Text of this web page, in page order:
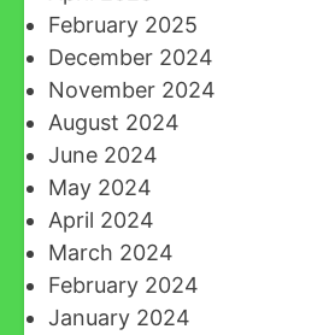
February 2025
December 2024
November 2024
August 2024
June 2024
May 2024
April 2024
March 2024
February 2024
January 2024